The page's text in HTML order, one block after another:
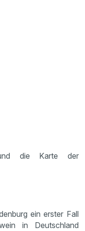
die Karte der
ein erster Fall
in Deutschland